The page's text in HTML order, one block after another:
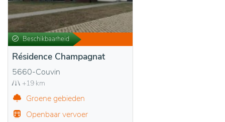
Beschikbaarheid
Résidence Champagnat
5660-Couvin
+19 km
Groene gebieden
Openbaar vervoer